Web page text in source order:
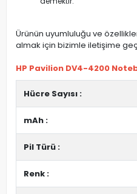
Ürünün uyumluluğu ve
almak için bizimle iletişime
HP Pavilion DV4-4200
Hücre Sayısı :
mAh :
Pil Türü :
Renk :